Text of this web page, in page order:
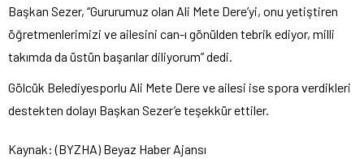
Başkan Sezer, “Gururumuz olan Ali Mete Dere’yi, onu yetiştiren
öğretmenlerimizi ve ailesini can-ı gönülden tebrik ediyor, milli
takımda da üstün başarılar diliyorum” dedi.
Gölcük Belediyesporlu Ali Mete Dere ve ailesi ise spora verdikleri
destekten dolayı Başkan Sezer’e teşekkür ettiler.
Kaynak: (BYZHA) Beyaz Haber Ajansı